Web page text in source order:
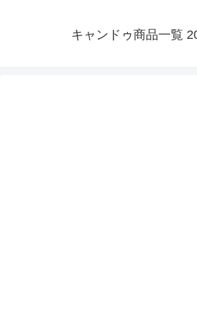
キャンドゥ商品一覧